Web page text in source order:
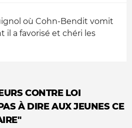
où Cohn-Bendit vomit
il a favorisé et chéri les
CONTRE LOI
À DIRE AUX JEUNES CE